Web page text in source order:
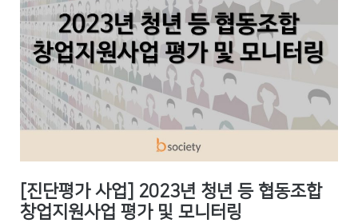
[진단평가 사업] 2023년 청년 등 협동조합
창업지원사업 평가 및 모니터링